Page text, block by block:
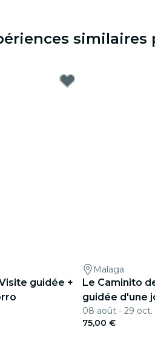
similaires
guidée +
Malaga
Le Caminito
guidée d'une
Málaga
08 août - 29 oct.
75,00 €